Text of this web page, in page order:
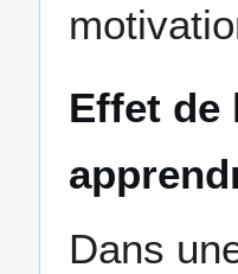
Effet de
Dans